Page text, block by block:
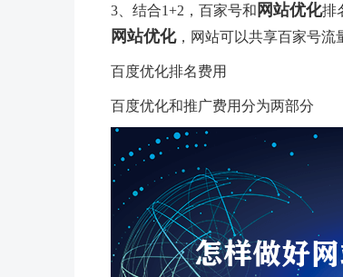
3、结合1+2，百家号和 网站优化排
网站优化，网站可以共享百家号流
百度优化排名费用
百度优化和推广费用分为两部分